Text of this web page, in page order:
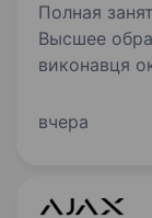
Полная
Высшее образование. Ми
виконавця
точність
вчера